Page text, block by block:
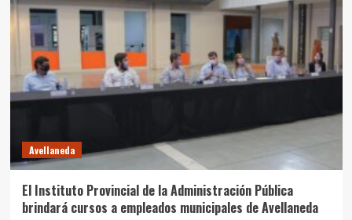
Avellaneda
El Instituto Provincial de la Administración Pública
brindará cursos a empleados municipales de Avellaneda